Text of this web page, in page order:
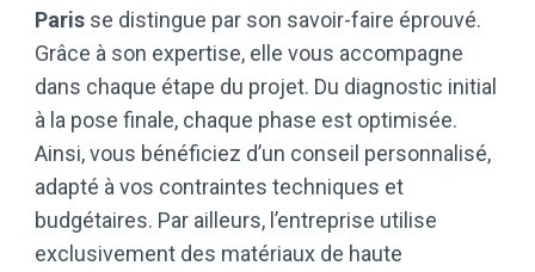
Paris se distingue par son savoir-faire éprouvé.
Grâce à son expertise, elle vous accompagne
dans chaque étape du projet. Du diagnostic initial
à la pose finale, chaque phase est optimisée.
Ainsi, vous bénéficiez d’un conseil personnalisé,
adapté à vos contraintes techniques et
budgétaires. Par ailleurs, l’entreprise utilise
exclusivement des matériaux de haute